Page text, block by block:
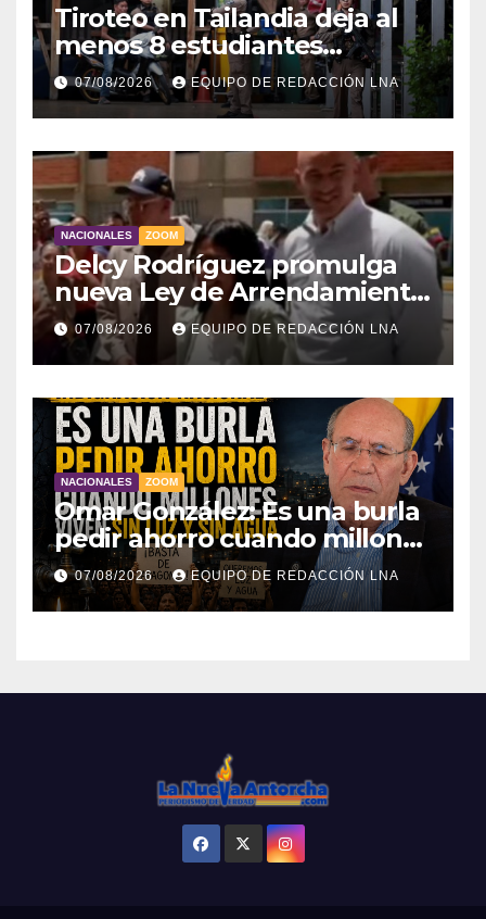
Tiroteo en Tailandia deja al
menos 8 estudiantes
muertos y 30 heridos
07/08/2026 EQUIPO DE REDACCIÓN LNA
NACIONALES ZOOM
Delcy Rodríguez promulga
nueva Ley de Arrendamiento
para atender a familias
damnificadas
07/08/2026 EQUIPO DE REDACCIÓN LNA
NACIONALES ZOOM
Omar González: Es una burla
pedir ahorro cuando millones
viven sin luz y sin agua
07/08/2026 EQUIPO DE REDACCIÓN LNA